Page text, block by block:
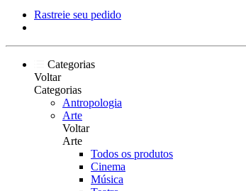
Rastreie seu pedido
Categorias
Voltar
Categorias
Antropologia
Arte
Voltar
Arte
Todos os produtos
Cinema
Música